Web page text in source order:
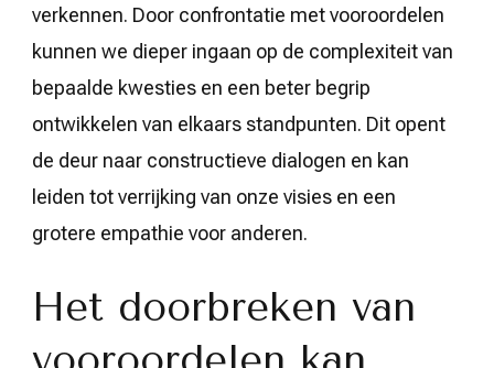
verkennen. Door confrontatie met vooroordelen
kunnen we dieper ingaan op de complexiteit van
bepaalde kwesties en een beter begrip
ontwikkelen van elkaars standpunten. Dit opent
de deur naar constructieve dialogen en kan
leiden tot verrijking van onze visies en een
grotere empathie voor anderen.
Het doorbreken van